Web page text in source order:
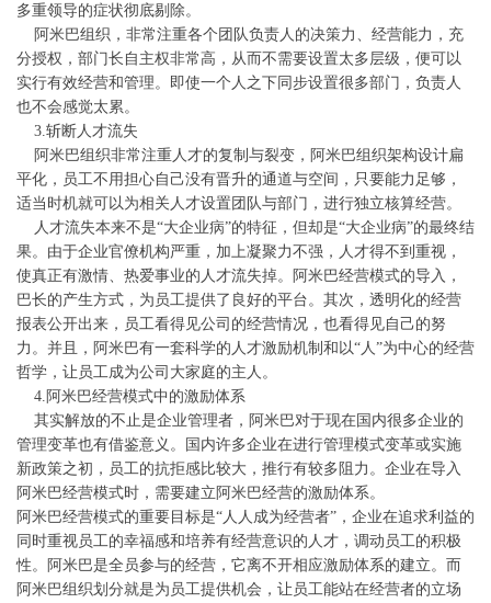
多重领导的症状彻底剔除。
阿米巴组织，非常注重各个团队负责人的决策力、经营能力，充
分授权，部门长自主权非常高，从而不需要设置太多层级，便可以
实行有效经营和管理。即使一个人之下同步设置很多部门，负责人
也不会感觉太累。
3.斩断人才流失
阿米巴组织非常注重人才的复制与裂变，阿米巴组织架构设计扁
平化，员工不用担心自己没有晋升的通道与空间，只要能力足够，
适当时机就可以为相关人才设置团队与部门，进行独立核算经营。
人才流失本来不是“大企业病”的特征，但却是“大企业病”的最终结
果。由于企业官僚机构严重，加上凝聚力不强，人才得不到重视，
使真正有激情、热爱事业的人才流失掉。阿米巴经营模式的导入，
巴长的产生方式，为员工提供了良好的平台。其次，透明化的经营
报表公开出来，员工看得见公司的经营情况，也看得见自己的努
力。并且，阿米巴有一套科学的人才激励机制和以“人”为中心的经营
哲学，让员工成为公司大家庭的主人。
4.阿米巴经营模式中的激励体系
其实解放的不止是企业管理者，阿米巴对于现在国内很多企业的
管理变革也有借鉴意义。国内许多企业在进行管理模式变革或实施
新政策之初，员工的抗拒感比较大，推行有较多阻力。企业在导入
阿米巴经营模式时，需要建立阿米巴经营的激励体系。
阿米巴经营模式的重要目标是“人人成为经营者”，企业在追求利益的
同时重视员工的幸福感和培养有经营意识的人才，调动员工的积极
性。阿米巴是全员参与的经营，它离不开相应激励体系的建立。而
阿米巴组织划分就是为员工提供机会，让员工能站在经营者的立场